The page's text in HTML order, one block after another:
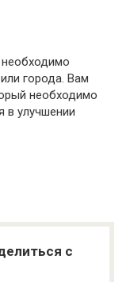
города. Вам
необходимо
в улучшении
с